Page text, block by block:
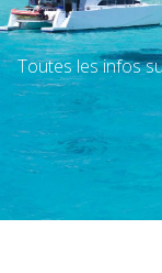
Toutes les infos